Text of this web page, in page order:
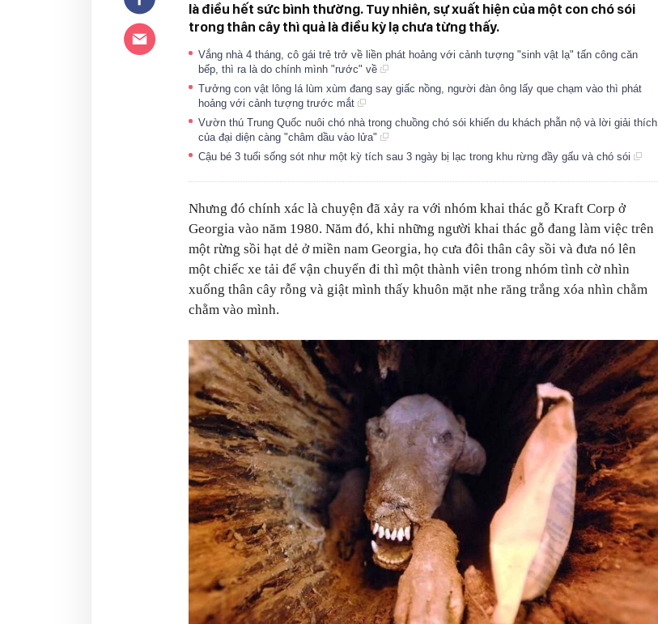
là điều hết sức bình thường. Tuy nhiên, sự xuất hiện của một con chó sói
trong thân cây thì quả là điều kỳ lạ chưa từng thấy.
Vắng nhà 4 tháng, cô gái trẻ trở về liền phát hoảng với cảnh tượng "sinh vật lạ" tấn công căn
bếp, thì ra là do chính mình "rước" về
Tưởng con vật lông lá lùm xùm đang say giấc nồng, người đàn ông lấy que chạm vào thì phát
hoảng với cảnh tượng trước mắt
Vườn thú Trung Quốc nuôi chó nhà trong chuồng chó sói khiến du khách phẫn nộ và lời giải thích
của đại diện càng "châm dầu vào lửa"
Cậu bé 3 tuổi sống sót như một kỳ tích sau 3 ngày bị lạc trong khu rừng đầy gấu và chó sói
Nhưng đó chính xác là chuyện đã xảy ra với nhóm khai thác gỗ Kraft Corp ở
Georgia vào năm 1980. Năm đó, khi những người khai thác gỗ đang làm việc trên
một rừng sồi hạt dẻ ở miền nam Georgia, họ cưa đôi thân cây sồi và đưa nó lên
một chiếc xe tải để vận chuyển đi thì một thành viên trong nhóm tình cờ nhìn
xuống thân cây rỗng và giật mình thấy khuôn mặt nhe răng trắng xóa nhìn chằm
chằm vào mình.